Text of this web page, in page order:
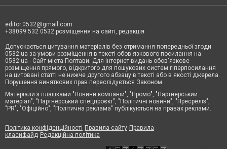
editor.0532@gmail.com
+38099 532 0532 розміщення на сайті, редакція
Допускається цитування матеріалів без отримання попередньої згоди
0532.ua за умови розміщення в тексті обов'язкового посилання на
0532.ua - Сайт міста Полтави. Для інтернет-видань обов'язкове
розміщення прямого, відкритого для пошукових систем гіперпосилання
на цитовані статті не нижче другого абзацу в тексті або в якості джерела.
Порушення виняткових прав переслідується Законом.
Матеріали з плашками "Новини компаній", "Промо", "Партнерський
матеріал", "Партнерський спецпроєкт", "Політичні новини", "Пресреліз",
"PR", "Офіційно", "Політична реклама" публікуються на правах реклами.
Політика конфіденційності Правила сайту Правила
класифайд Редакційна політика